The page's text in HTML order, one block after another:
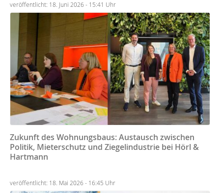
veröffentlicht: 18. Juni 2026 - 15:41 Uhr
Zukunft des Wohnungsbaus: Austausch zwischen
Politik, Mieterschutz und Ziegelindustrie bei Hörl &
Hartmann
veröffentlicht: 18. Mai 2026 - 16:45 Uhr